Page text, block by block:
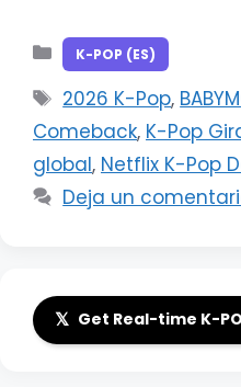
Categorías
K-POP (ES)
Etiquetas
2026 K-Pop,
Comeback, K-Pop
global, Netflix K-Pop
Deja un
𝕏 Get Real-time K-